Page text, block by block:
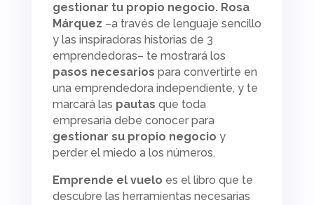
gestionar tu propio negocio. Rosa
Márquez –a través de lenguaje sencillo
y las inspiradoras historias de 3
emprendedoras– te mostrará los
pasos necesarios para convertirte en
una emprendedora independiente, y te
marcará las pautas que toda
empresaria debe conocer para
gestionar su propio negocio y
perder el miedo a los números.
Emprende el vuelo es el libro que te
descubre las herramientas necesarias